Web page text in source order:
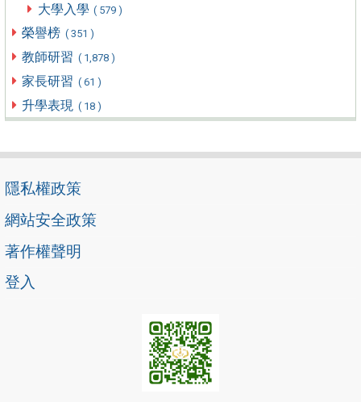
大學入學 ( 579 )
榮譽榜 ( 351 )
教師研習 ( 1,878 )
家長研習 ( 61 )
升學表現 ( 18 )
隱私權政策
網站安全政策
著作權聲明
登入